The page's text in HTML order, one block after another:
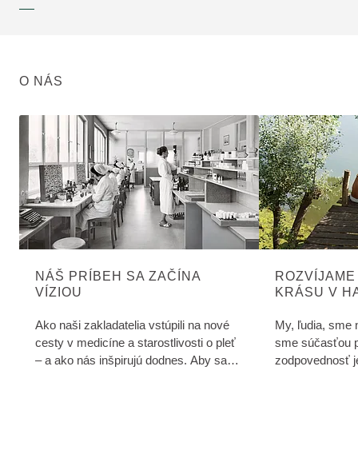
O NÁS
NÁŠ PRÍBEH SA ZAČÍNA
VÍZIOU
Ako naši zakladatelia vstúpili na nové
cesty v medicíne a starostlivosti o pleť
– a ako nás inšpirujú dodnes. Aby sa
KRÁSU V
My, ľudia, sme
sme súčasťou
zodpovednosť